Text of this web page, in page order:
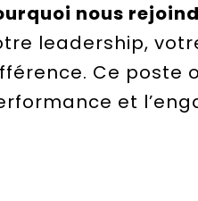
nous
leadership,
Ce poste
et